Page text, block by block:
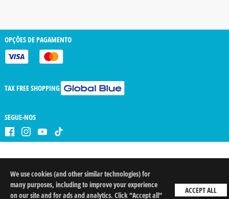
We use cookies (and other similar technologies) for
many purposes, including to improve your experience
on our site and for ads and analytics. Click "Accept all"
ACCEPT ALL
OPÇÕES DE PAGAMENTO
TAX FREE SHOPPING
SEGUE-NOS
QTD arrow_drop_up
arrow_drop_down